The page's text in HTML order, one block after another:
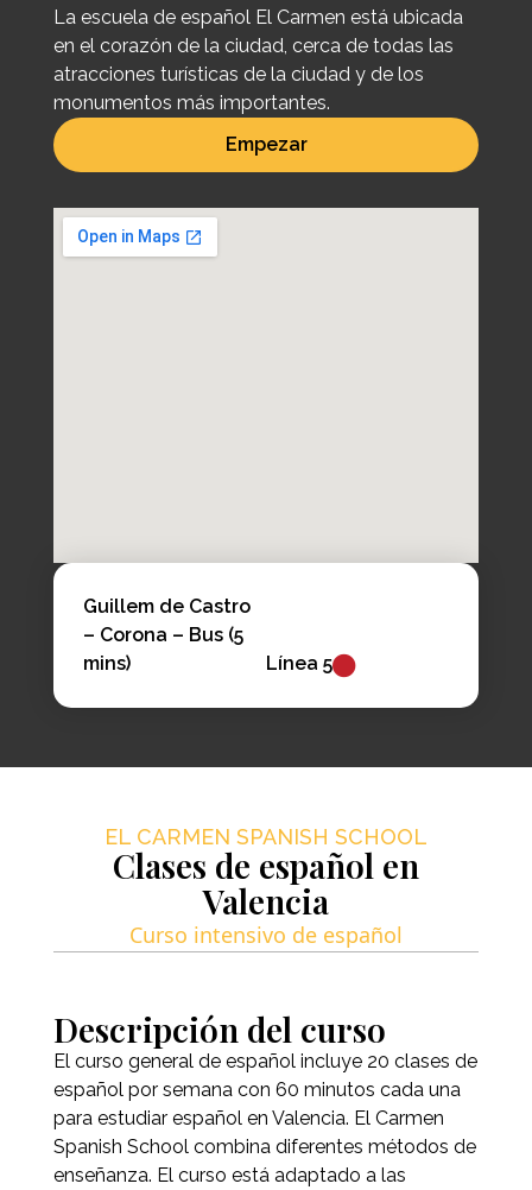
La escuela de español El Carmen está ubicada
en el corazón de la ciudad, cerca de todas las
atracciones turísticas de la ciudad y de los
monumentos más importantes.
Empezar
Guillem de Castro
– Corona – Bus (5
mins)
Línea 5
EL CARMEN SPANISH SCHOOL
Clases de español en
Valencia
Curso intensivo de español
Descripción del curso
El curso general de español incluye 20 clases de
español por semana con 60 minutos cada una
para estudiar español en Valencia. El Carmen
Spanish School combina diferentes métodos de
enseñanza. El curso está adaptado a las